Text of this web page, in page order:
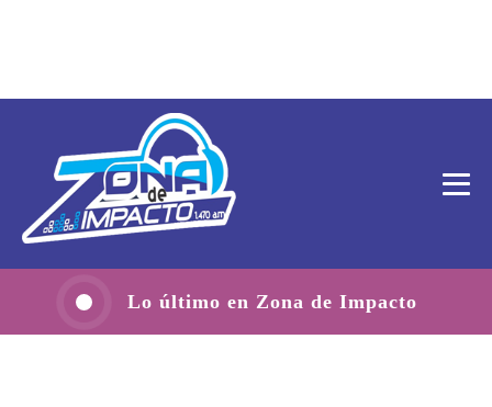
Lo último en Zona de Impacto